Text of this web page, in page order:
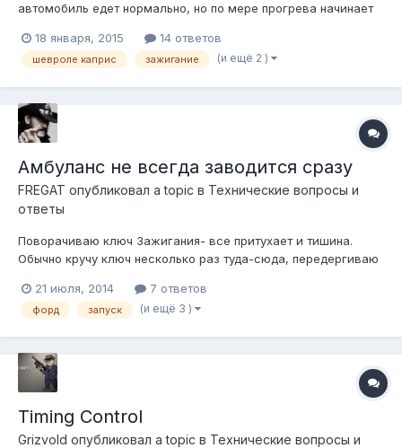
автомобиль едет нормально, но по мере прогрева начинает
кто то за жопу хватает потом отпускает (тяги нет). Провода,
катушка MSD - новые, свечи новые, крышка оптиспарк
18 января, 2015 14 ответов
шевроле каприс зажигание (и ещё 2 )
Амбуланс не всегда заводится сразу
FREGAT опубликовал a topic в Технические вопросы и
ответы
Поворачиваю ключ Зажигания- все притухает и тишина.
Обычно кручу ключ несколько раз туда-сюда, передергиваю
заводится. Иногда на второй раз иногда на десятый. А иногда
этой проблемы нет и заводится сразу. Так вот- вчерась
21 июля, 2014 7 ответов
форд запуск (и ещё 3 )
Timing Control
Grizvold опубликовал a topic в Технические вопросы и